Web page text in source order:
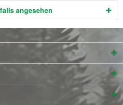
angesehen